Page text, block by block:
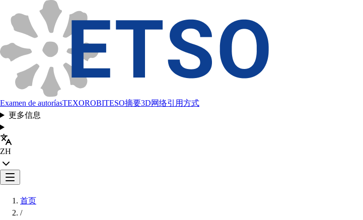
Examen de autoríasTEXOROBITESO摘要3D网络引用方式
更多信息
ZH
首页
/